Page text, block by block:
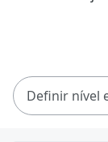
Definir nível